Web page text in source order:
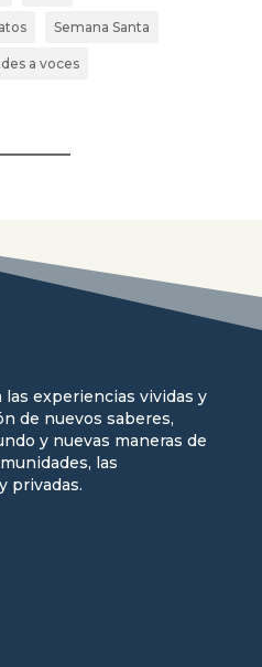
Semana Santa
a voces
experiencias vividas y
de nuevos saberes,
y nuevas maneras de
las
privadas.